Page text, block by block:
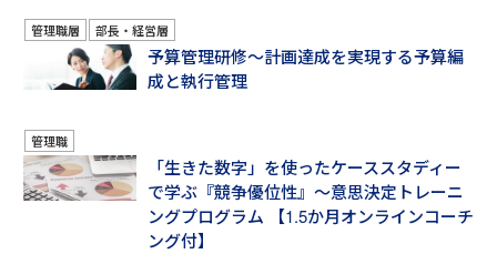
管理職層 部長・経営層
予算管理研修～計画達成を実現する予算編
成と執行管理
管理職
「生きた数字」を使ったケーススタディー
で学ぶ『競争優位性』～意思決定トレーニ
ングプログラム 【1.5か月オンラインコーチ
ング付】